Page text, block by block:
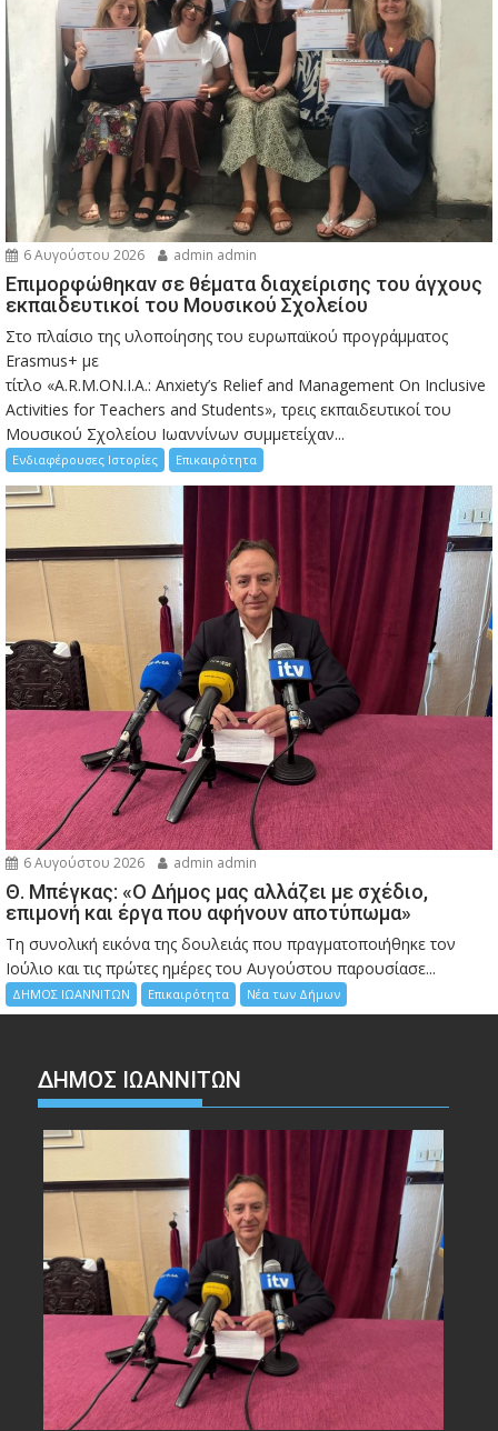
6 Αυγούστου 2026 admin admin
Eπιμορφώθηκαν σε θέματα διαχείρισης του άγχους
εκπαιδευτικοί του Μουσικού Σχολείου
Στο πλαίσιο της υλοποίησης του ευρωπαϊκού προγράμματος
Erasmus+ με
τίτλο «A.R.M.ON.I.A.: Anxiety’s Relief and Management On Inclusive
Activities for Teachers and Students», τρεις εκπαιδευτικοί του
Μουσικού Σχολείου Ιωαννίνων συμμετείχαν...
Ενδιαφέρουσες Ιστορίες Επικαιρότητα
6 Αυγούστου 2026 admin admin
Θ. Μπέγκας: «Ο Δήμος μας αλλάζει με σχέδιο,
επιμονή και έργα που αφήνουν αποτύπωμα»
Τη συνολική εικόνα της δουλειάς που πραγματοποιήθηκε τον
Ιούλιο και τις πρώτες ημέρες του Αυγούστου παρουσίασε...
ΔΗΜΟΣ ΙΩΑΝΝΙΤΩΝ Επικαιρότητα Νέα των Δήμων
ΔΗΜΟΣ ΙΩΑΝΝΙΤΩΝ